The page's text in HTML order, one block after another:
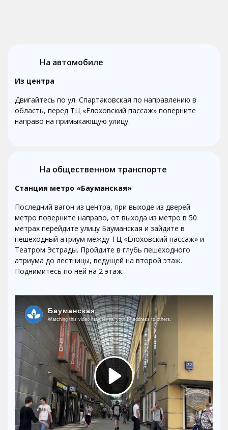
На автомобиле
Из центра
Двигайтесь по ул. Спартаковская по направлению в
область, перед ТЦ «Елоховский пассаж» поверните
направо на примыкающую улицу.
На общественном транспорте
Станция метро «Бауманская»
Последний вагон из центра, при выходе из дверей
метро поверните направо, от выхода из метро в 50
метрах перейдите улицу Бауманская и зайдите в
пешеходный атриум между ТЦ «Елоховский пассаж» и
Театром Эстрады. Пройдите в глубь пешеходного
атриума до лестницы, ведущей на второй этаж.
Поднимитесь по ней на 2 этаж.